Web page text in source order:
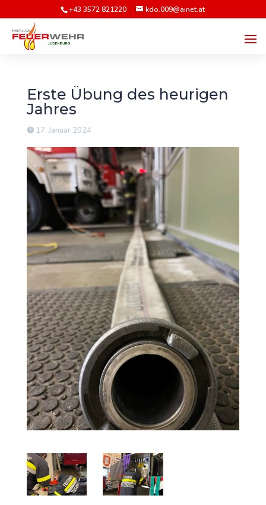
+43 3572 821220 kdo.009@ainet.at
Erste Übung des heurigen
Jahres
17. Januar 2024